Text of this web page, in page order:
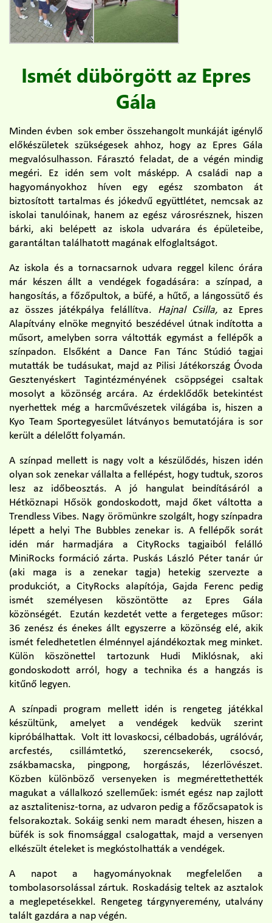
Ismét dübörgött az Epres
Gála
Minden évben sok ember összehangolt munkáját igénylő
előkészületek szükségesek ahhoz, hogy az Epres Gála
megvalósulhasson. Fárasztó feladat, de a végén mindig
megéri. Ez idén sem volt másképp. A családi nap a
hagyományokhoz híven egy egész szombaton át
biztosított tartalmas és jókedvű együttlétet, nemcsak az
iskolai tanulóinak, hanem az egész városrésznek, hiszen
bárki, aki belépett az iskola udvarára és épületeibe,
garantáltan találhatott magának elfoglaltságot.
Az iskola és a tornacsarnok udvara reggel kilenc órára
már készen állt a vendégek fogadására: a színpad, a
hangosítás, a főzőpultok, a büfé, a hűtő, a lángossütő és
az összes játékpálya felállítva. Hajnal Csilla,az Epres
Alapítvány elnöke megnyitó beszédével útnak indította a
műsort, amelyben sorra váltották egymást a fellépők a
színpadon. Elsőként a Dance Fan Tánc Stúdió tagjai
mutatták be tudásukat, majd az Pilisi Játékország Óvoda
Gesztenyéskert Tagintézményének csöppségei csaltak
mosolyt a közönség arcára. Az érdeklődők betekintést
nyerhettek még a harcművészetek világába is, hiszen a
Kyo Team Sportegyesület látványos bemutatójára is sor
került a délelőtt folyamán.
A színpad mellett is nagy volt a készülődés, hiszen idén
olyan sok zenekar vállalta a fellépést, hogy tudtuk, szoros
lesz az időbeosztás. A jó hangulat beindításáról a
Hétköznapi Hősök gondoskodott, majd őket váltotta a
Trendless Vibes. Nagy örömünkre szolgált, hogy színpadra
lépett a helyi The Bubbles zenekar is. A fellépők sorát
idén már harmadjára a CityRocks tagjaiból felálló
MiniRocks formáció zárta. Puskás László Péter tanár úr
(aki maga is a zenekar tagja) hetekig szervezte a
produkciót, a CityRocks alapítója, Gajda Ferenc pedig
ismét személyesen köszöntötte az Epres Gála
közönségét. Ezután kezdetét vette a fergeteges műsor:
36 zenész és énekes állt egyszerre a közönség elé, akik
ismét feledhetetlen élménnyel ajándékoztak meg minket.
Külön köszönettel tartozunk Hudi Miklósnak, aki
gondoskodott arról, hogy a technika és a hangzás is
kitűnő legyen.
A színpadi program mellett idén is rengeteg játékkal
készültünk, amelyet a vendégek kedvük szerint
kipróbálhattak. Volt itt lovaskocsi, célbadobás, ugrálóvár,
arcfestés, csillámtetkó, szerencsekerék, csocsó,
zsákbamacska, pingpong, horgászás, lézerlövészet.
Közben különböző versenyeken is megmérettethették
magukat a vállalkozó szelleműek: ismét egész nap zajlott
az asztalitenisz-torna, az udvaron pedig a főzőcsapatok is
felsorakoztak. Sokáig senki nem maradt éhesen, hiszen a
büfék is sok finomsággal csalogattak, majd a versenyen
elkészült ételeket is megkóstolhatták a vendégek.
A napot a hagyományoknak megfelelően a
tombolasorsolással zártuk. Roskadásig teltek az asztalok
a meglepetésekkel. Rengeteg tárgynyeremény, utalvány
talált gazdára a nap végén.